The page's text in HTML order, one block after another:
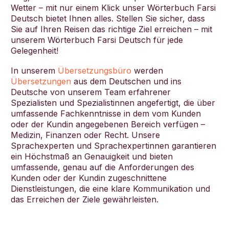
Deutsch
Wetter – mit nur einem Klick unser Wörterbuch Farsi
Deutsch bietet Ihnen alles. Stellen Sie sicher, dass
Sie auf Ihren Reisen das richtige Ziel erreichen – mit
unserem Wörterbuch Farsi Deutsch für jede
Gelegenheit!
In unserem Übersetzungsbüro werden
Übersetzungen aus dem Deutschen und ins
Deutsche von unserem Team erfahrener
Spezialisten und Spezialistinnen angefertigt, die über
umfassende Fachkenntnisse in dem vom Kunden
oder der Kundin angegebenen Bereich verfügen –
Medizin, Finanzen oder Recht. Unsere
Sprachexperten und Sprachexpertinnen garantieren
ein Höchstmaß an Genauigkeit und bieten
umfassende, genau auf die Anforderungen des
Kunden oder der Kundin zugeschnittene
Dienstleistungen, die eine klare Kommunikation und
das Erreichen der Ziele gewährleisten.